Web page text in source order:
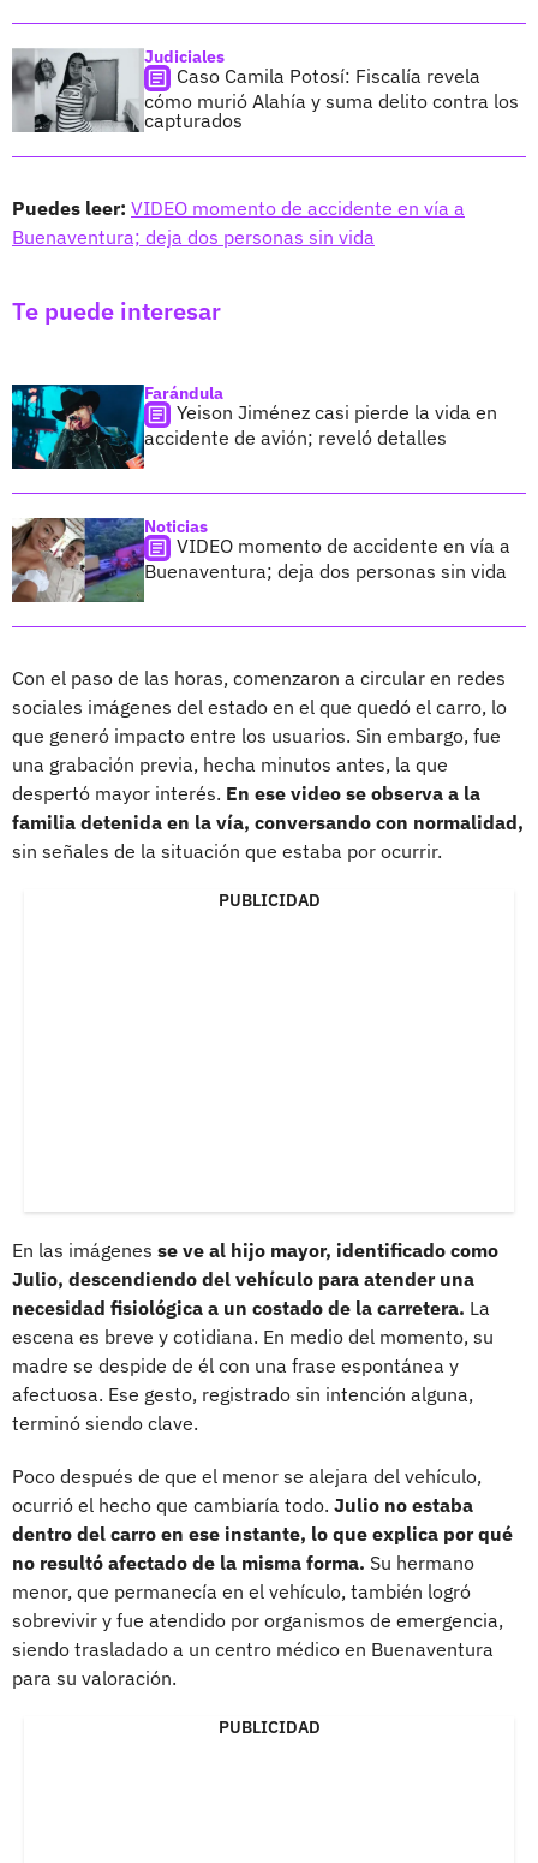
Judiciales
Caso Camila Potosí: Fiscalía revela
cómo murió Alahía y suma delito contra los
capturados
Puedes leer: VIDEO momento de accidente en vía a
Buenaventura; deja dos personas sin vida
Te puede interesar
Farándula
Yeison Jiménez casi pierde la vida en
accidente de avión; reveló detalles
Noticias
VIDEO momento de accidente en vía a
Buenaventura; deja dos personas sin vida
Con el paso de las horas, comenzaron a circular en redes
sociales imágenes del estado en el que quedó el carro, lo
que generó impacto entre los usuarios. Sin embargo, fue
una grabación previa, hecha minutos antes, la que
despertó mayor interés. En ese video se observa a la
familia detenida en la vía, conversando con normalidad,
sin señales de la situación que estaba por ocurrir.
PUBLICIDAD
En las imágenes se ve al hijo mayor, identificado como
Julio, descendiendo del vehículo para atender una
necesidad fisiológica a un costado de la carretera. La
escena es breve y cotidiana. En medio del momento, su
madre se despide de él con una frase espontánea y
afectuosa. Ese gesto, registrado sin intención alguna,
terminó siendo clave.
Poco después de que el menor se alejara del vehículo,
ocurrió el hecho que cambiaría todo. Julio no estaba
dentro del carro en ese instante, lo que explica por qué
no resultó afectado de la misma forma. Su hermano
menor, que permanecía en el vehículo, también logró
sobrevivir y fue atendido por organismos de emergencia,
siendo trasladado a un centro médico en Buenaventura
para su valoración.
PUBLICIDAD